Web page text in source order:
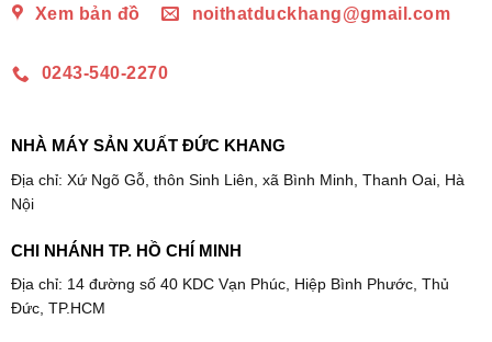
Xem bản đồ
noithatduckhang@gmail.com
0243-540-2270
NHÀ MÁY SẢN XUẤT ĐỨC KHANG
Địa chỉ: Xứ Ngõ Gỗ, thôn Sinh Liên, xã Bình Minh, Thanh Oai, Hà
Nội
CHI NHÁNH TP. HỒ CHÍ MINH
Địa chỉ: 14 đường số 40 KDC Vạn Phúc, Hiệp Bình Phước, Thủ
Đức, TP.HCM